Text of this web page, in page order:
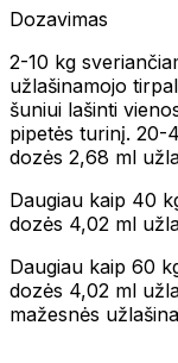
Dozavimas
2-10 kg
užlašinamojo
šuniui lašinti
pipetės turinį. 20-
dozės 2,68 ml
Daugiau kaip 40
dozės 4,02 ml
Daugiau kaip 60
dozės 4,02 ml
mažesnės